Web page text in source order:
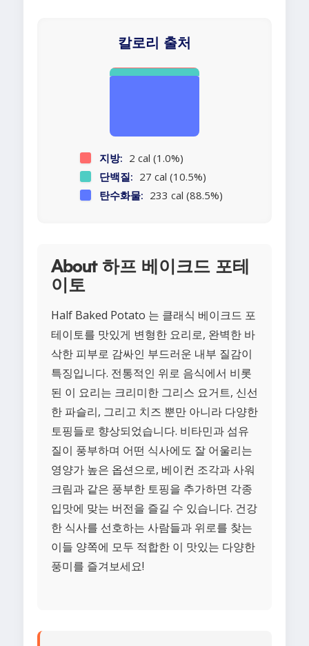
칼로리 출처
지방: 2 cal (1.0%)
단백질: 27 cal (10.5%)
탄수화물: 233 cal (88.5%)
About 하프 베이크드 포테
이토
Half Baked Potato 는 클래식 베이크드 포
테이토를 맛있게 변형한 요리로, 완벽한 바
삭한 피부로 감싸인 부드러운 내부 질감이
특징입니다. 전통적인 위로 음식에서 비롯
된 이 요리는 크리미한 그리스 요거트, 신선
한 파슬리, 그리고 치즈 뿐만 아니라 다양한
토핑들로 향상되었습니다. 비타민과 섬유
질이 풍부하며 어떤 식사에도 잘 어울리는
영양가 높은 옵션으로, 베이컨 조각과 사워
크림과 같은 풍부한 토핑을 추가하면 각종
입맛에 맞는 버전을 즐길 수 있습니다. 건강
한 식사를 선호하는 사람들과 위로를 찾는
이들 양쪽에 모두 적합한 이 맛있는 다양한
풍미를 즐겨보세요!